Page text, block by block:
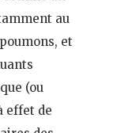
au
et
(ou
effet de